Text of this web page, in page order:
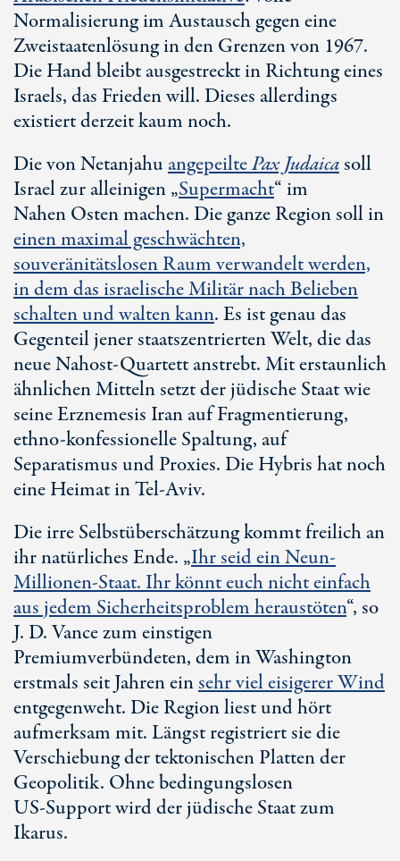
Normalisierung im Austausch gegen eine
Zweistaatenlösung in den Grenzen von 1967.
Die Hand bleibt ausgestreckt in Richtung eines
Israels, das Frieden will. Dieses allerdings
existiert derzeit kaum noch.
Die von NetanjahuangepeiltePax Judaicasoll
Israel zur alleinigen „Supermacht“ im
Nahen Osten machen. Die ganze Region soll in
einen maximal geschwächten,
souveränitätslosen Raum verwandelt werden,
in dem das israelische Militär nach Belieben
schalten und walten kann. Es ist genau das
Gegenteil jener staatszentrierten Welt, die das
neue Nahost-Quartett anstrebt. Mit erstaunlich
ähnlichen Mitteln setzt der jüdische Staat wie
seine Erznemesis Iran auf Fragmentierung,
ethno-konfessionelle Spaltung, auf
Separatismus und Proxies. Die Hybris hat noch
eine Heimat in Tel-Aviv.
Die irre Selbstüberschätzung kommt freilich an
ihr natürliches Ende. „Ihr seid ein Neun-
Millionen-Staat. Ihr könnt euch nicht einfach
aus jedem Sicherheitsproblem heraustöten“, so
J. D. Vance zum einstigen
Premiumverbündeten, dem in Washington
erstmals seit Jahren einsehr viel eisigerer Wind
entgegenweht. Die Region liest und hört
aufmerksam mit. Längst registriert sie die
Verschiebung der tektonischen Platten der
Geopolitik. Ohne bedingungslosen
US-Support wird der jüdische Staat zum
Ikarus.